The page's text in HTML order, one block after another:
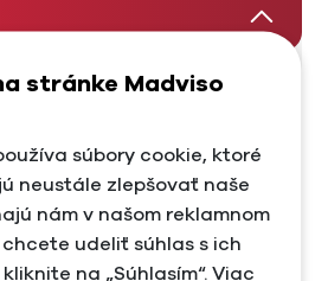
stránke Madviso
súbory cookie, ktoré
neustále zlepšovať naše
nám v našom reklamnom
chcete udeliť súhlas s ich
na „Súhlasím“. Viac